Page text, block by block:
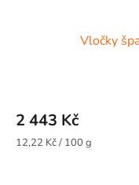
Vločky
2 443 Kč
Měrná
12,22 Kč / 100 g